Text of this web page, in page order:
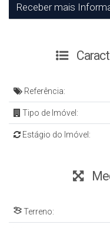
Referência:
Tipo de Imóvel:
Estágio do Imóvel:
Terreno: